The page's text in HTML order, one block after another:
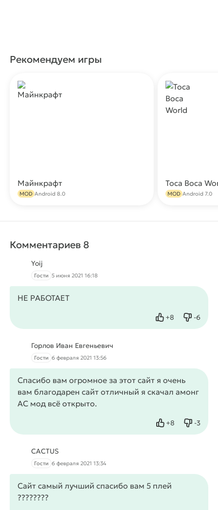
Рекомендуем игры
Майнкрафт
MOD Android 8.0
Toca Boca
MOD Android 7.0
Комментариев 8
Yoij
Гости 5 июня 2021 16:18
НЕ РАБОТАЕТ
+8
Нравится -6
Не
Горлов Иван Евгеньевич
Гости 6 февраля 2021 13:56
Спасибо вам огромное за этот сайт я очень
вам благодарен сайт отличный я скачал амонг
АС мод всё открыто.
+8
Нравится -3
Не
CACTUS
Гости 6 февраля 2021 13:34
Сайт самый лучший спасибо вам 5 плей
????????